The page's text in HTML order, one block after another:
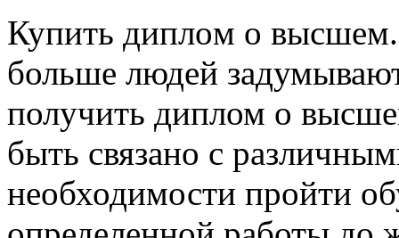
Купить диплoм o
больше людей
получить диплом о
быть связано с
необходимости пройти